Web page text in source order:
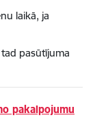
laikā, ja
pasūtījuma
pakalpojumu